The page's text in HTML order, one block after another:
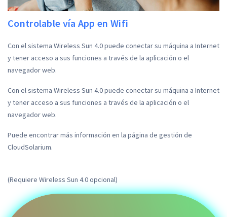
Controlable vía App en Wifi
Con el sistema Wireless Sun 4.0 puede conectar su máquina a Internet
y tener acceso a sus funciones a través de la aplicación o el
navegador web.
Con el sistema Wireless Sun 4.0 puede conectar su máquina a Internet
y tener acceso a sus funciones a través de la aplicación o el
navegador web.
Puede encontrar más información en la página de gestión de
CloudSolarium.
(Requiere Wireless Sun 4.0 opcional)